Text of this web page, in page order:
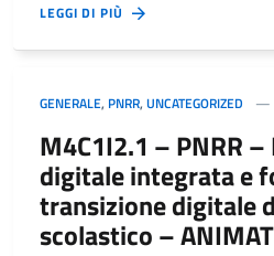
LEGGI DI PIÙ
GENERALE, PNRR, UNCATEGORIZED
M4C1I2.1 – PNRR
digitale integrata e
transizione digitale
scolastico –